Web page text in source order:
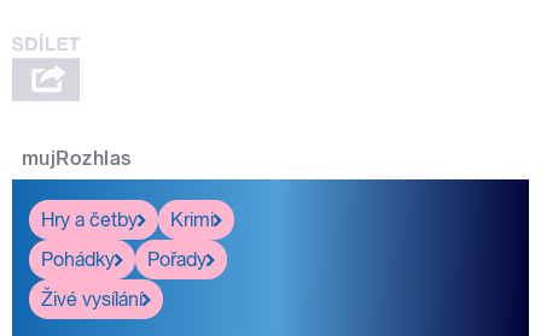
mujRozhlas
Hry a četby
Krimi
Pohádky
Pořady
Živé vysílání